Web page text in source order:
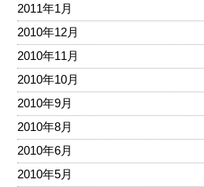
2011年1月
2010年12月
2010年11月
2010年10月
2010年9月
2010年8月
2010年6月
2010年5月